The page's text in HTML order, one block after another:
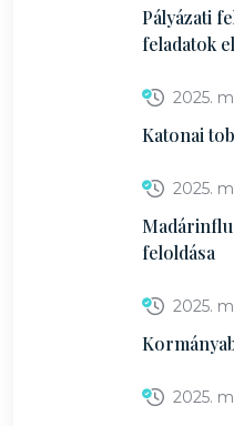
Pályázati
feladatok
2025.
Katonai
2025.
feloldása
2025.
2025.